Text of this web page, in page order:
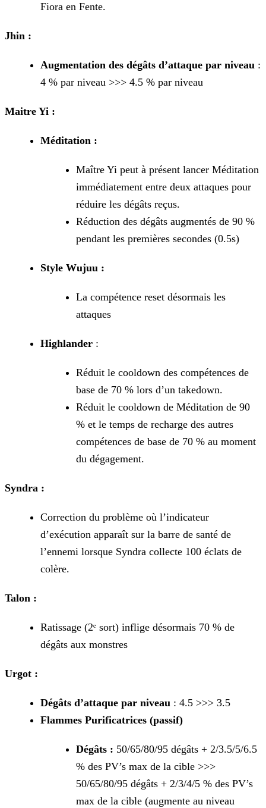
Fiora en Fente.
Jhin :
Augmentation des dégâts d’attaque par niveau :
4 % par niveau >>> 4.5 % par niveau
Maitre Yi :
Méditation :
Maître Yi peut à présent lancer Méditation
immédiatement entre deux attaques pour
réduire les dégâts reçus.
Réduction des dégâts augmentés de 90 %
pendant les premières secondes (0.5s)
Style Wujuu :
La compétence reset désormais les
attaques
Highlander :
Réduit le cooldown des compétences de
base de 70 % lors d’un takedown.
Réduit le cooldown de Méditation de 90
% et le temps de recharge des autres
compétences de base de 70 % au moment
du dégagement.
Syndra :
Correction du problème où l’indicateur
d’exécution apparaît sur la barre de santé de
l’ennemi lorsque Syndra collecte 100 éclats de
colère.
Talon :
Ratissage (2ᵉ sort) inflige désormais 70 % de
dégâts aux monstres
Urgot :
Dégâts d’attaque par niveau : 4.5 >>> 3.5
Flammes Purificatrices (passif)
Dégâts : 50/65/80/95 dégâts + 2/3.5/5/6.5
% des PV’s max de la cible >>>
50/65/80/95 dégâts + 2/3/4/5 % des PV’s
max de la cible (augmente au niveau